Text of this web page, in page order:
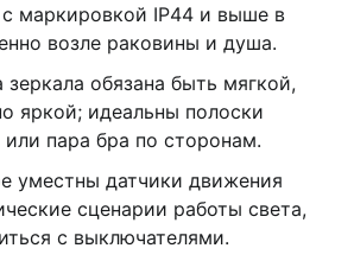
с маркировкой IP44 и выше в
возле раковины и душа.
зеркала обязана быть мягкой,
яркой; идеальны полоски
пара бра по сторонам.
уместны датчики движения
сценарии работы света,
с выключателями.